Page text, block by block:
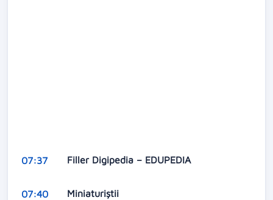
07:37 Filler Digipedia – EDUPEDIA
07:40 Miniaturiştii